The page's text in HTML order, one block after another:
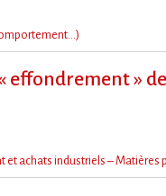
effondrement »
achats industriels – Matières